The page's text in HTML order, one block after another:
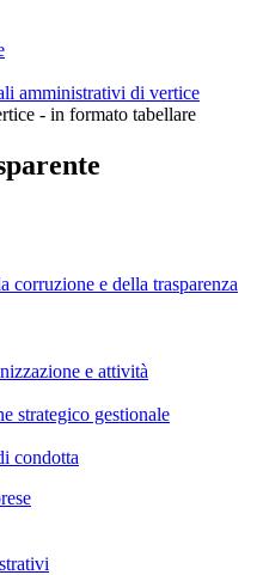
amministrativi di vertice
- in formato tabellare
corruzione e della trasparenza
e attività
strategico gestionale
condotta